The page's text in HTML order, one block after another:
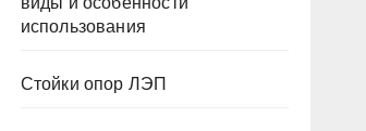
использования
Стойки опор ЛЭП